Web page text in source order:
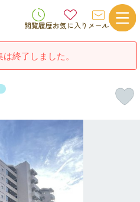
閲覧履歴お気に入り メール
終了しました。